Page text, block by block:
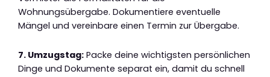
Wohnungsübergabe. Dokumentiere eventuelle
Mängel und vereinbare einen Termin zur Übergabe.
7. Umzugstag: Packe deine wichtigsten persönlichen
Dinge und Dokumente separat ein, damit du schnell